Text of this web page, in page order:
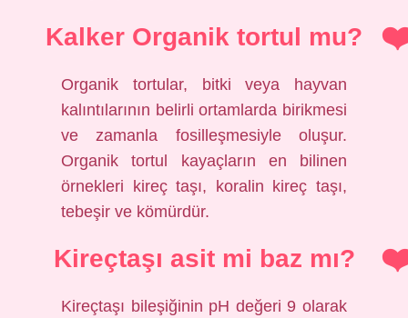
Kalker Organik tortul mu?
Organik tortular, bitki veya hayvan
kalıntılarının belirli ortamlarda birikmesi
ve zamanla fosilleşmesiyle oluşur.
Organik tortul kayaçların en bilinen
örnekleri kireç taşı, koralin kireç taşı,
tebeşir ve kömürdür.
Kireçtaşı asit mi baz mı?
Kireçtaşı bileşiğinin pH değeri 9 olarak